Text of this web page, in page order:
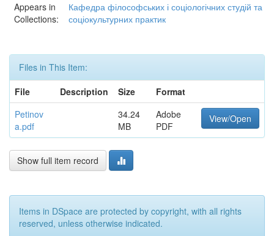
Appears in
Collections:
Кафедра філософських і соціологічних студій та
соціокультурних практик
Files in This Item:
File
Description Size
Format
Petinov
a.pdf
34.24
MB
Adobe
PDF
View/Open
Show full item record
Items in DSpace are protected by copyright, with all rights
reserved, unless otherwise indicated.